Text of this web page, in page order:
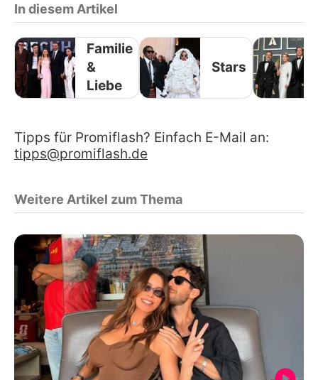
In diesem Artikel
Familie
&
Liebe
Stars
Tipps für Promiflash? Einfach E-Mail an:
tipps@promiflash.de
Weitere Artikel zum Thema